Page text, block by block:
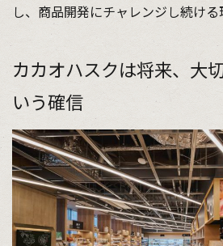
し、商品開発にチャレンジし続ける
カカオハスクは将来、大
いう確信